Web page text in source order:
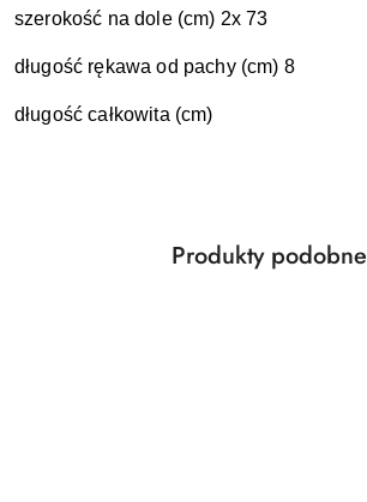
szerokość na dole (cm) 2x 73
długość rękawa od pachy (cm) 8
długość całkowita (cm)
Pomiń karuzelę produktów
Produkty
Produkty podobne